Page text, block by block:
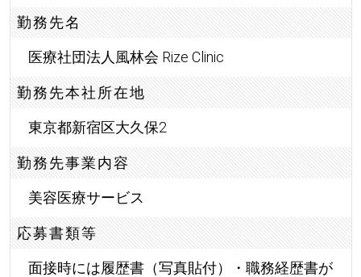
勤務先名
医療社団法人風林会 Rize Clinic
勤務先本社所在地
東京都新宿区大久保2
勤務先事業内容
美容医療サービス
応募書類等
面接時には履歴書（写真貼付）・職務経歴書が